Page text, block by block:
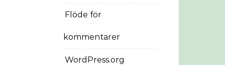
Flöde för
kommentarer
WordPress.org